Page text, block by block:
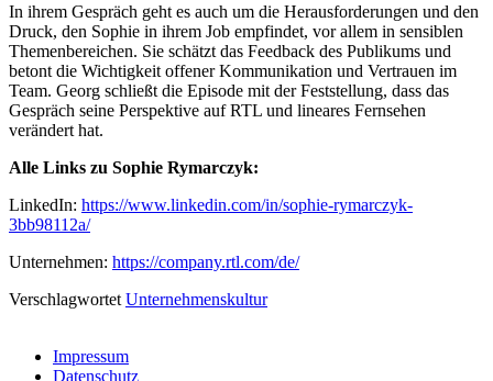
In ihrem Gespräch geht es auch um die Herausforderungen und den
Druck, den Sophie in ihrem Job empfindet, vor allem in sensiblen
Themenbereichen. Sie schätzt das Feedback des Publikums und
betont die Wichtigkeit offener Kommunikation und Vertrauen im
Team. Georg schließt die Episode mit der Feststellung, dass das
Gespräch seine Perspektive auf RTL und lineares Fernsehen
verändert hat.
Alle Links zu Sophie Rymarczyk:
LinkedIn: https://www.linkedin.com/in/sophie-rymarczyk-
3bb98112a/
Unternehmen: https://company.rtl.com/de/
Verschlagwortet Unternehmenskultur
Impressum
Datenschutz